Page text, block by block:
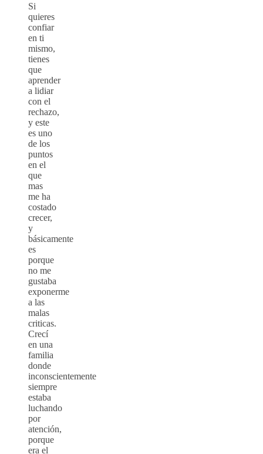
Si
quieres
confiar
en ti
mismo,
tienes
que
aprender
a lidiar
con el
rechazo,
y este
es uno
de los
puntos
en el
que
mas
me ha
costado
crecer,
y
básicamente
es
porque
no me
gustaba
exponerme
a las
malas
criticas.
Crecí
en una
familia
donde
inconscientemente
siempre
estaba
luchando
por
atención,
porque
era el